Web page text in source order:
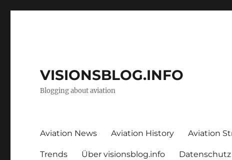
VISIONSBLOG.INFO
Blogging about aviation
Aviation News Aviation History Aviation
Trends Über visionsblog.info Datenschutz